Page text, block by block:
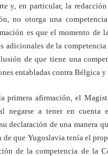
y, en particular, la
no otorga una competencia
es que el momento de
adicionales de la
de que tiene una
entabladas contra Bélgica y
primera afirmación, el
negarse a tener en cuenta
declaración de una manera
de que Yugoslavia tenía el
de la competencia de la